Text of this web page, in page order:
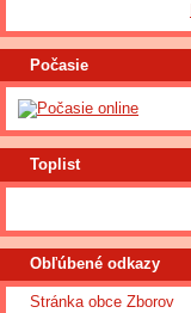
Počasie
Toplist
Obľúbené odkazy
Stránka obce Zborov